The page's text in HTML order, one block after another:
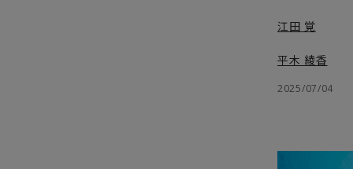
江田 覚
平木 綾香
2025/07/04